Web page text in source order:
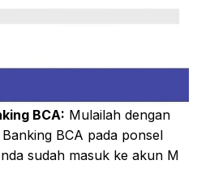
BCA: Mulailah dengan
BCA pada ponsel
sudah masuk ke akun M